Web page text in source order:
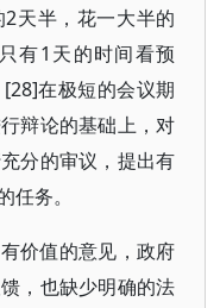
天半，花一大半的
有1天的时间看预
在极短的会议期
辩论的基础上，对
分的审议，提出有
务。
价值的意见，政府
，也缺少明确的法